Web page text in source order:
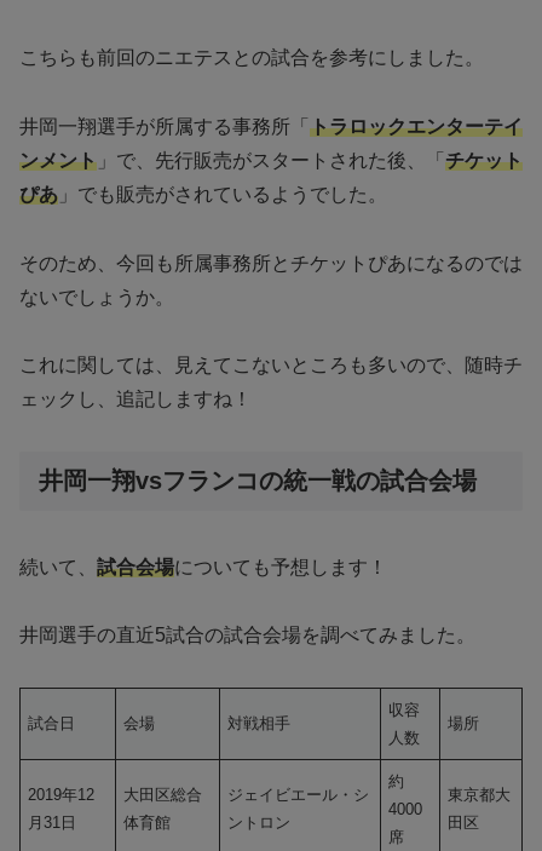
こちらも前回のニエテスとの試合を参考にしました。
井岡一翔選手が所属する事務所「 トラロックエンターテイ
ンメント 」で、先行販売がスタートされた後、「 チケット
ぴあ 」でも販売がされているようでした。
そのため、今回も所属事務所とチケットぴあになるのでは
ないでしょうか。
これに関しては、見えてこないところも多いので、随時チ
ェックし、追記しますね！
井岡一翔vsフランコの統一戦の試合会場
続いて、 試合会場についても予想します！
井岡選手の直近5試合の試合会場を調べてみました。
試合日 会場 対戦相手
収容
人数
場所
2019年12
月31日
大田区総合
体育館
ジェイビエール・シ
ントロン
約
4000
席
東京都大
田区